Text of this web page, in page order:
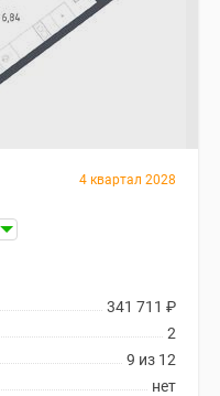
4 квартал 2028
341 711 ₽
2
9 из 12
нет